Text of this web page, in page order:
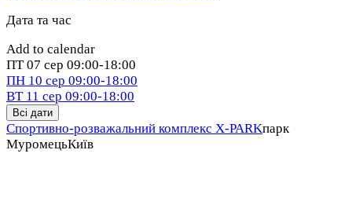
Дата та час
Add to calendar
ПТ 07 сер 09:00-18:00
ПН 10 сер 09:00-18:00
ВТ 11 сер 09:00-18:00
Всі дати
Спортивно-розважальний комплекс X-PARKпарк
МуромецьКиїв